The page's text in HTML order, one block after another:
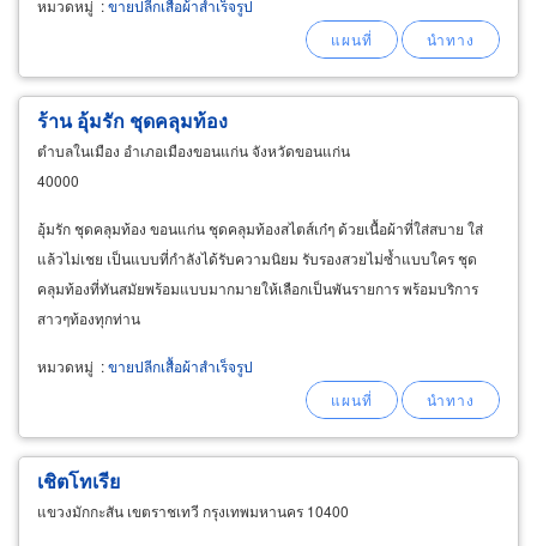
หมวดหมู่ :ขายปลีกเสื้อผ้าสำเร็จรูป
ร้าน อุ้มรัก ชุดคลุมท้อง
ตำบลในเมือง อำเภอเมืองขอนแก่น จังหวัดขอนแก่น
40000
อุ้มรัก ชุดคลุมท้อง ขอนแก่น ชุดคลุมท้องสไตส์เก๋ๆ ด้วยเนื้อผ้าที่ใส่สบาย ใส่
แล้วไม่เชย เป็นแบบที่กำลังได้รับความนิยม รับรองสวยไม่ซ้ำแบบใคร ชุด
คลุมท้องที่ทันสมัยพร้อมแบบมากมายให้เลือกเป็นพันรายการ พร้อมบริการ
สาวๆท้องทุกท่าน
หมวดหมู่ :ขายปลีกเสื้อผ้าสำเร็จรูป
เชิตโทเรีย
แขวงมักกะสัน เขตราชเทวี กรุงเทพมหานคร 10400